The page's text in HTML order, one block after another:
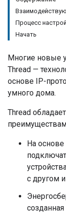
Процесс
Начать
Многие новые
Thread —
основе IP-
умного дома.
Thread
На основе
с другом